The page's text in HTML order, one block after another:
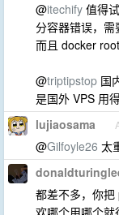
@itechify 值得
分容器错误，需
而且 docker
@triptipstop 国
是国外 VPS 用
lujiaosama
@Gilfoyle26 太
都差不多，你
欢哪个用哪个就